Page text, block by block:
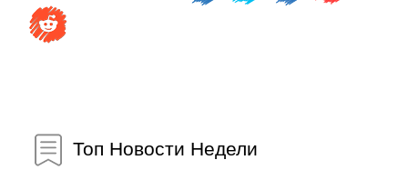
Топ Новости Недели